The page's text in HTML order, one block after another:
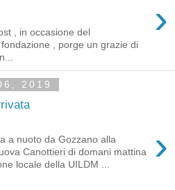
›
, in occasione del
, porge un grazie di
2019
›
a nuoto da Gozzano alla
Canottieri di domani mattina
locale della UILDM ...